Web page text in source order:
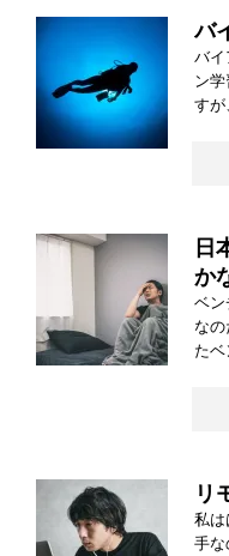
バ
バイ
ン
すが
日
か
ベン
なの
たベ
リ
私は
手な